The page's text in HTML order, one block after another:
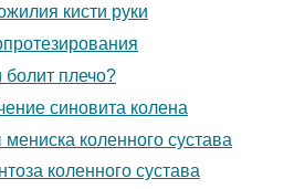
кисти руки
болит плечо?
синовита колена
коленного сустава
коленного сустава